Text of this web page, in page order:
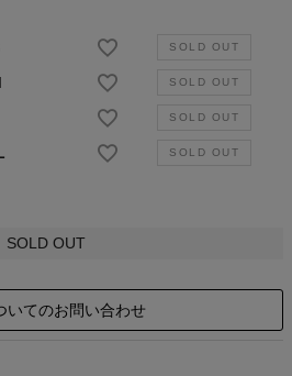
SOLD OUT
いてのお問い合わせ